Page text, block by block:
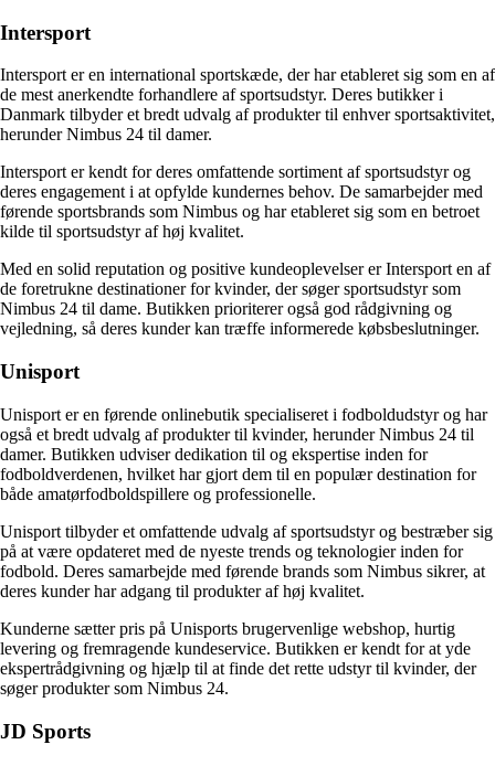
Intersport
Intersport er en international sportskæde, der har etableret sig som en af
de mest anerkendte forhandlere af sportsudstyr. Deres butikker i
Danmark tilbyder et bredt udvalg af produkter til enhver sportsaktivitet,
herunder Nimbus 24 til damer.
Intersport er kendt for deres omfattende sortiment af sportsudstyr og
deres engagement i at opfylde kundernes behov. De samarbejder med
førende sportsbrands som Nimbus og har etableret sig som en betroet
kilde til sportsudstyr af høj kvalitet.
Med en solid reputation og positive kundeoplevelser er Intersport en af
de foretrukne destinationer for kvinder, der søger sportsudstyr som
Nimbus 24 til dame. Butikken prioriterer også god rådgivning og
vejledning, så deres kunder kan træffe informerede købsbeslutninger.
Unisport
Unisport er en førende onlinebutik specialiseret i fodboldudstyr og har
også et bredt udvalg af produkter til kvinder, herunder Nimbus 24 til
damer. Butikken udviser dedikation til og ekspertise inden for
fodboldverdenen, hvilket har gjort dem til en populær destination for
både amatørfodboldspillere og professionelle.
Unisport tilbyder et omfattende udvalg af sportsudstyr og bestræber sig
på at være opdateret med de nyeste trends og teknologier inden for
fodbold. Deres samarbejde med førende brands som Nimbus sikrer, at
deres kunder har adgang til produkter af høj kvalitet.
Kunderne sætter pris på Unisports brugervenlige webshop, hurtig
levering og fremragende kundeservice. Butikken er kendt for at yde
ekspertrådgivning og hjælp til at finde det rette udstyr til kvinder, der
søger produkter som Nimbus 24.
JD Sports